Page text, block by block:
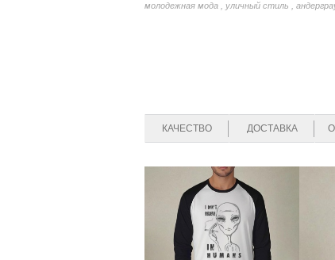
молодежная мода , уличный стиль ,
КАЧЕСТВО ДОСТАВКА